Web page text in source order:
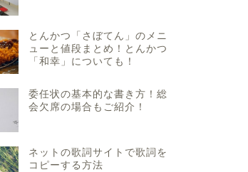
とんかつ「さぼてん」のメニ
ューと値段まとめ！とんかつ
「和幸」についても！
委任状の基本的な書き方！総
会欠席の場合もご紹介！
ネットの歌詞サイトで歌詞を
コピーする方法